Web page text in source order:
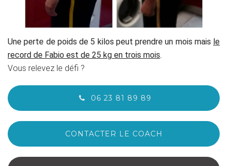
Une perte de poids de 5 kilos peut prendre un mois mais le
record de Fabio est de 25 kg en trois mois.
Vous relevez le défi ?
06 23 81 89 89
CONTACTER LE COACH